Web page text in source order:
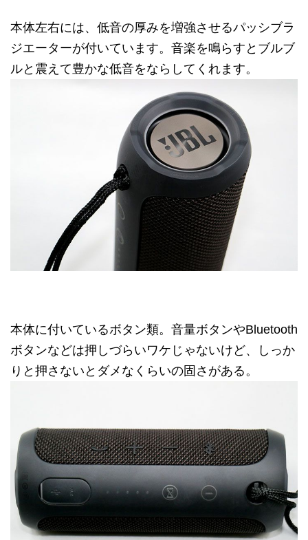
本体左右には、低音の厚みを増強させるパッシブラ
ジエーターが付いています。音楽を鳴らすとブルブ
ルと震えて豊かな低音をならしてくれます。
本体に付いているボタン類。音量ボタンやBluetooth
ボタンなどは押しづらいワケじゃないけど、しっか
りと押さないとダメなくらいの固さがある。